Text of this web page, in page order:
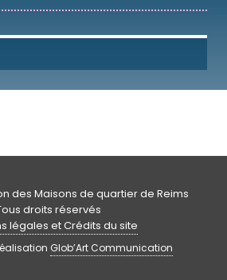
des Maisons de quartier de Reims
droits réservés
légales et Crédits du site
Glob’Art Communication